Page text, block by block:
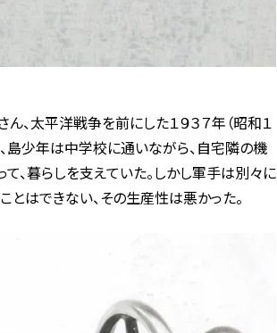
、太平洋戦争を前にした１９３７年（昭和１
島少年は中学校に通いながら、自宅隣の機
、暮らしを支えていた。しかし軍手は別々に
はできない、その生産性は悪かった。